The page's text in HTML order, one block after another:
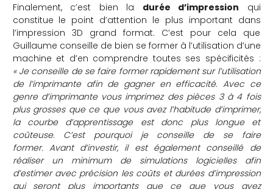
Finalement, c’est bien la durée d’impression qui
constitue le point d’attention le plus important dans
l’impression 3D grand format. C’est pour cela que
Guillaume conseille de bien se former à l’utilisation d’une
machine et d’en comprendre toutes ses spécificités :
« Je conseille de se faire former rapidement sur l’utilisation
de l’imprimante afin de gagner en efficacité. Avec ce
genre d’imprimante vous imprimez des pièces 3 à 4 fois
plus grosses que ce que vous avez l’habitude d’imprimer,
la courbe d’apprentissage est donc plus longue et
coûteuse. C’est pourquoi je conseille de se faire
former. Avant d’investir, il est également conseillé de
réaliser un minimum de simulations logicielles afin
d’estimer avec précision les coûts et durées d’impression
qui seront plus importants que ce que vous avez